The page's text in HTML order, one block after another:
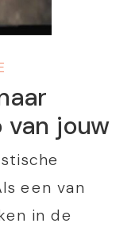
jouw
een van
in de